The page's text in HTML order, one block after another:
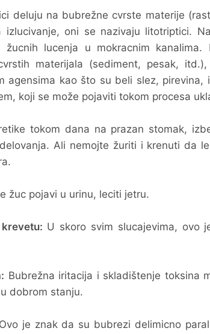
deluju na bubrežne cvrste materije
izlucivanje, oni se nazivaju litotriptici.
žucnih lucenja u mokracnim
materijala (sediment, pesak,
agensima kao što su beli slez,
koji se može pojaviti tokom procesa
tokom dana na prazan stomak,
Ali nemojte žuriti i krenuti da
žuc pojavi u urinu, leciti jetru.
U skoro svim slucajevima, ovo
Bubrežna iritacija i skladištenje toksina
dobrom stanju.
Ovo je znak da su bubrezi delimicno